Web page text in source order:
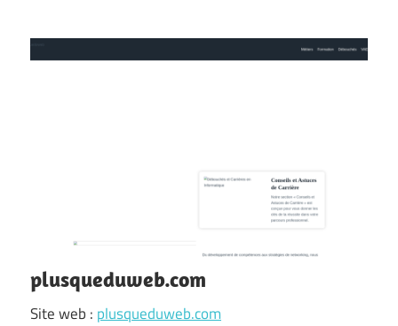
plusqueduweb.com
Site web : plusqueduweb.com